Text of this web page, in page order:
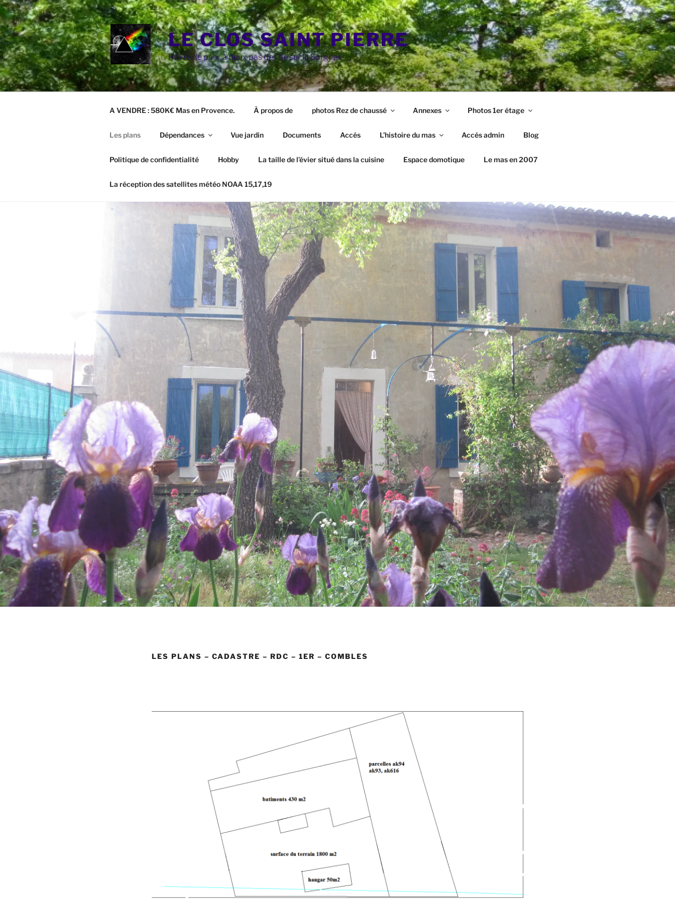
Aller
au
contenu
principal
LE CLOS SAINT PIERRE
Havre de paix, à deux pas de l'Ile sur la Sorgues
A VENDRE : 580K€ Mas en Provence. À propos de photos Rez de chaussé Annexes Photos 1er étage
Les plans Dépendances Vue jardin Documents Accés L’histoire du mas Accés admin Blog
Politique de confidentialité Hobby La taille de l’évier situé dans la cuisine Espace domotique Le mas en 2007
La réception des satellites météo NOAA 15,17,19
LES PLANS – CADASTRE – RDC – 1ER – COMBLES